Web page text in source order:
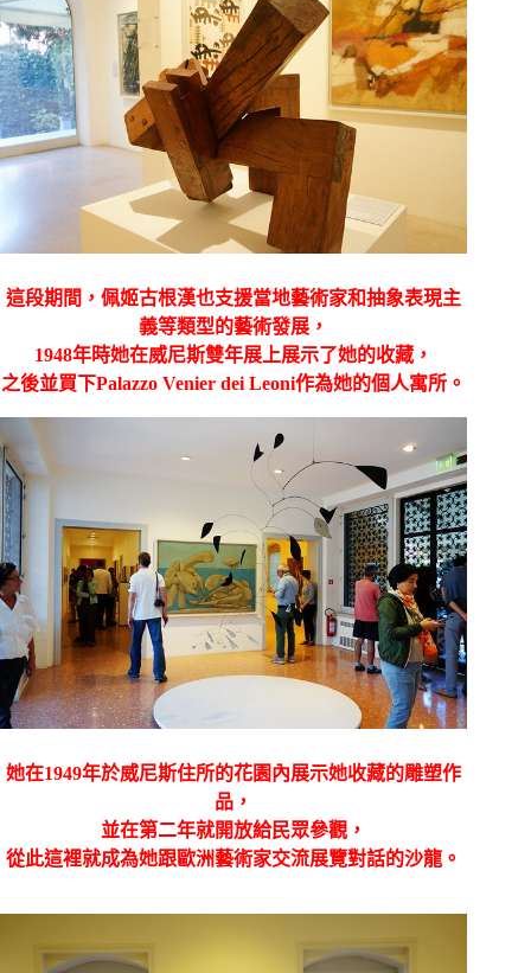
這段期間，佩姬古根漢也支援當地藝術家和抽象表現主
義等類型的藝術發展，
1948年時她在威尼斯雙年展上展示了她的收藏，
之後並買下Palazzo Venier dei Leoni作為她的個人寓所。
她在1949年於威尼斯住所的花園內展示她收藏的雕塑作
品，
並在第二年就開放給民眾參觀，
從此這裡就成為她跟歐洲藝術家交流展覽對話的沙龍。